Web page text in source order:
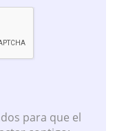
para que el